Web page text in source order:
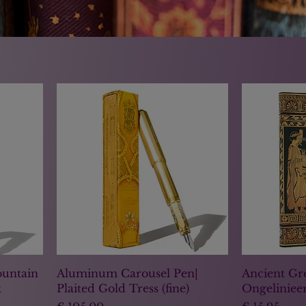
goud!
Aluminum Carousel Pen|
Plaited Gold Tress (fine)
Ancient